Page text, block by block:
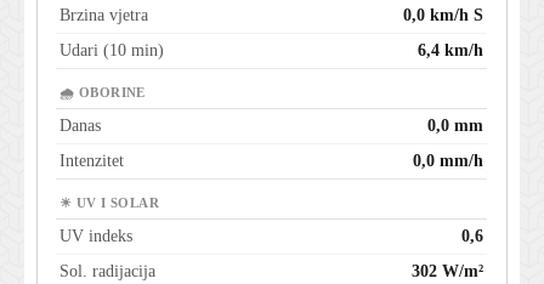
Brzina vjetra
0,0 km/h S
Udari (10 min)
6,4 km/h
🌧 OBORINE
Danas
0,0 mm
Intenzitet
0,0 mm/h
☀ UV I SOLAR
UV indeks
0,6
Sol. radijacija
302 W/m²